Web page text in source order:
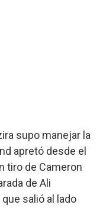
supo manejar la
apretó desde el
tiro de Cameron
de Ali
salió al lado